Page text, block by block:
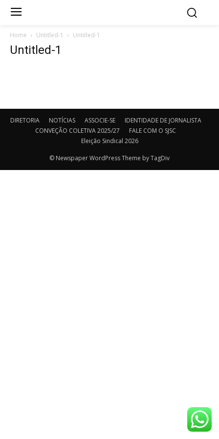
Home Untitled-1 Untitled-1
Untitled-1
DIRETORIA NOTÍCIAS ASSOCIE-SE
IDENTIDADE DE JORNALISTA
CONVEÇÃO COLETIVA 2025/27
FALE COM O SJSC
Eleição Sindical 2026
© Newspaper WordPress Theme by TagDiv